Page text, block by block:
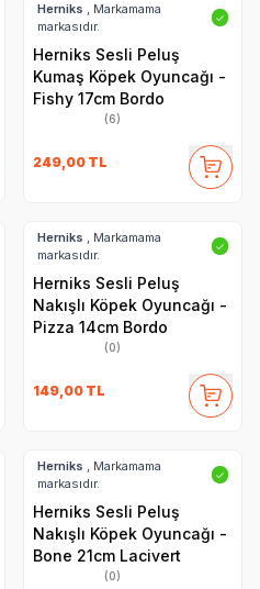
Herniks , Markamama
markasıdır.
✓
Herniks Sesli Peluş
Kumaş Köpek Oyuncağı -
Fishy 17cm Bordo
(6)
249,00 TL
Herniks , Markamama
markasıdır.
✓
Herniks Sesli Peluş
Nakışlı Köpek Oyuncağı -
Pizza 14cm Bordo
(0)
149,00 TL
Herniks , Markamama
markasıdır.
✓
Herniks Sesli Peluş
Nakışlı Köpek Oyuncağı -
Bone 21cm Lacivert
(0)